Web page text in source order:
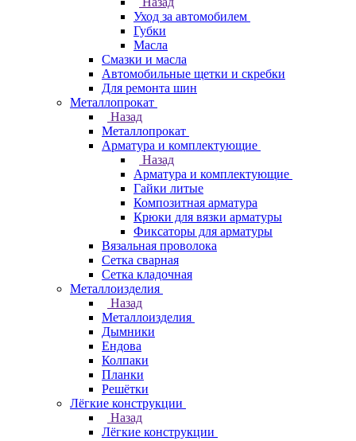
Уход за автомобилем
Губки
Масла
Смазки и масла
Автомобильные щетки и скребки
Для ремонта шин
Металлопрокат
Назад
Металлопрокат
Арматура и комплектующие
Назад
Арматура и комплектующие
Гайки литые
Композитная арматура
Крюки для вязки арматуры
Фиксаторы для арматуры
Вязальная проволока
Сетка сварная
Сетка кладочная
Металлоизделия
Назад
Металлоизделия
Дымники
Ендова
Колпаки
Планки
Решётки
Лёгкие конструкции
Назад
Лёгкие конструкции